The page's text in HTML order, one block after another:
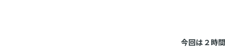
今回は２時